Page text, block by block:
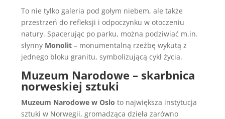
To nie tylko galeria pod gołym niebem, ale także
przestrzeń do refleksji i odpoczynku w otoczeniu
natury. Spacerując po parku, można podziwiać m.in.
słynny Monolit – monumentalną rzeźbę wykutą z
jednego bloku granitu, symbolizującą cykl życia.
Muzeum Narodowe – skarbnica
norweskiej sztuki
Muzeum Narodowe w Oslo to największa instytucja
sztuki w Norwegii, gromadząca dzieła zarówno